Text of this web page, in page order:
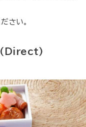
さい。
(Direct)